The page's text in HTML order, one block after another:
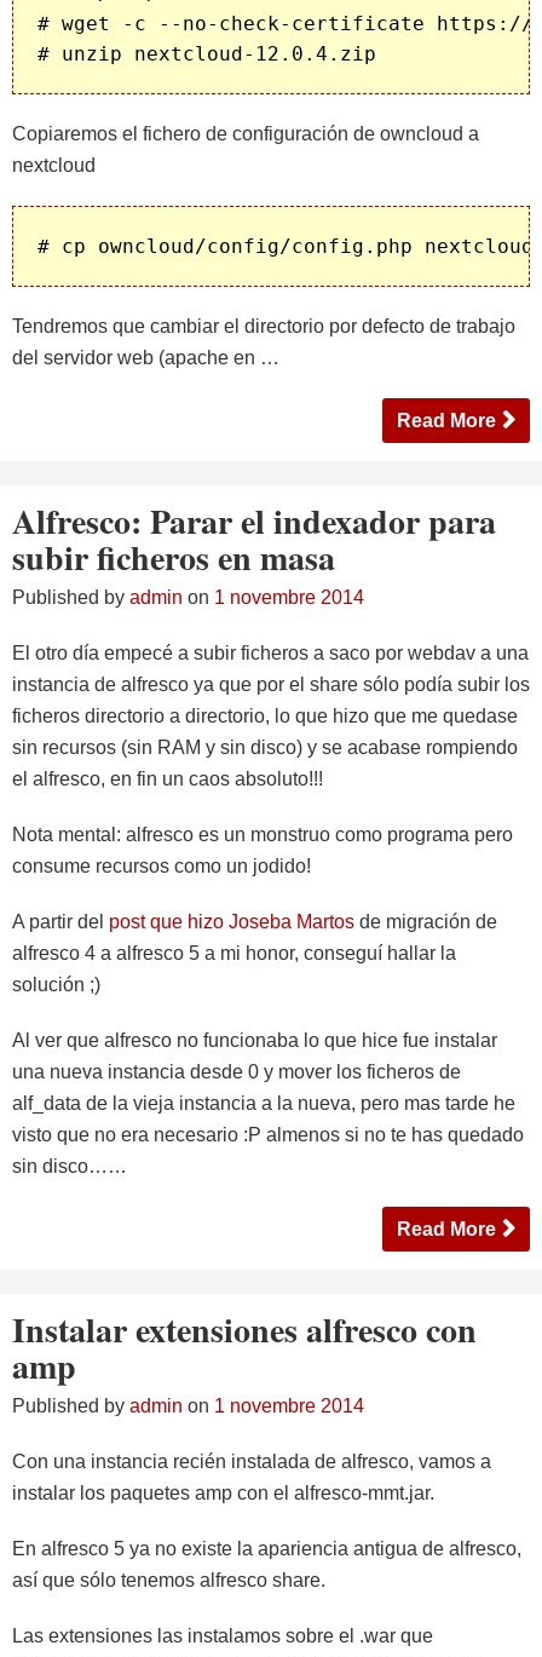
# wget -c --no-check-certificate https://
Copiaremos el fichero de configuración de owncloud a
nextcloud
Tendremos que cambiar el directorio por defecto de trabajo
del servidor web (apache en …
Read More
Alfresco: Parar el indexador para
subir ficheros en masa
Published by admin on 1 novembre 2014
El otro día empecé a subir ficheros a saco por webdav a una
instancia de alfresco ya que por el share sólo podía subir los
ficheros directorio a directorio, lo que hizo que me quedase
sin recursos (sin RAM y sin disco) y se acabase rompiendo
el alfresco, en fin un caos absoluto!!!
Nota mental: alfresco es un monstruo como programa pero
consume recursos como un jodido!
A partir del post que hizo Joseba Martos de migración de
alfresco 4 a alfresco 5 a mi honor, conseguí hallar la
solución ;)
Al ver que alfresco no funcionaba lo que hice fue instalar
una nueva instancia desde 0 y mover los ficheros de
alf_data de la vieja instancia a la nueva, pero mas tarde he
visto que no era necesario :P almenos si no te has quedado
sin disco……
Read More
Instalar extensiones alfresco con
amp
Published by admin on 1 novembre 2014
Con una instancia recién instalada de alfresco, vamos a
instalar los paquetes amp con el alfresco-mmt.jar.
En alfresco 5 ya no existe la apariencia antigua de alfresco,
así que sólo tenemos alfresco share.
Las extensiones las instalamos sobre el .war que